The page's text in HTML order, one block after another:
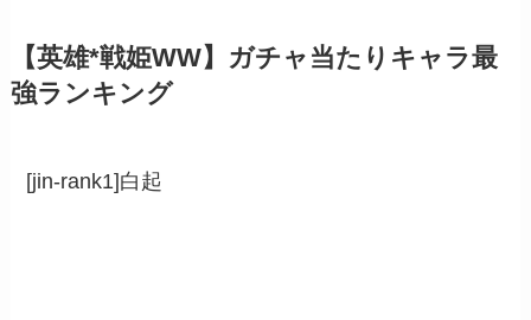
【英雄*戦姫WW】ガチャ当たりキャラ最
強ランキング
[jin-rank1]白起